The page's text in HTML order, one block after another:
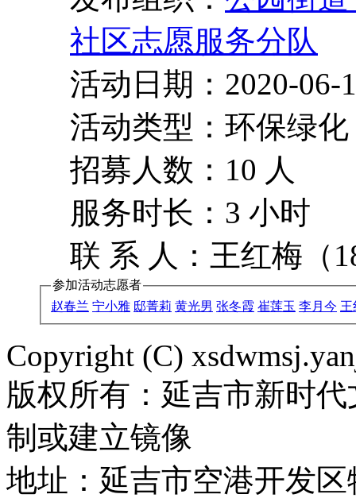
社区志愿服务分队
活动日期：2020-06-
活动类型：环保绿
招募人数：10 人
服务时长：3 小时
联 系 人：王红梅（
参加活动志愿者
赵春兰 宁小雅 邸菁莉 黄光男 张冬霞 崔莲玉 李月今 王
Copyright (C)
版权所有：延吉市新时
制或建立镜像
地址：延吉市空港开发